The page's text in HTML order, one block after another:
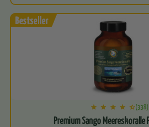
(338)
Premium Sango Meereskoralle